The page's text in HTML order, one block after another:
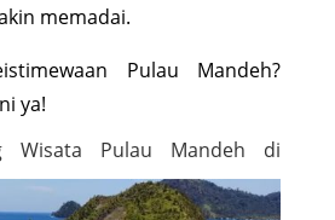
memadai.
Pulau Mandeh?
ya!
Wisata Pulau Mandeh di